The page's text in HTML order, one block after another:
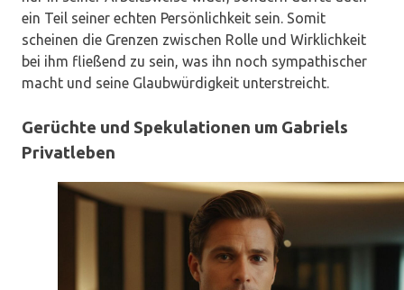
ein Teil seiner echten Persönlichkeit sein. Somit
scheinen die Grenzen zwischen Rolle und Wirklichkeit
bei ihm fließend zu sein, was ihn noch sympathischer
macht und seine Glaubwürdigkeit unterstreicht.
Gerüchte und Spekulationen um Gabriels
Privatleben